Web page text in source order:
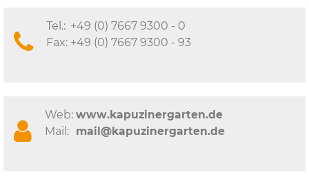
Tel.: +49 (0) 7667 9300 - 0
Fax: +49 (0) 7667 9300 - 93
Web: www.kapuzinergarten.de
Mail: mail@kapuzinergarten.de